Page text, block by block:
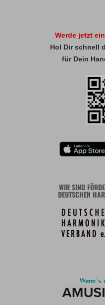
Werde jetzt
Hol Dir schnell
für Dein
WIR SIND
DEUTSCHEN